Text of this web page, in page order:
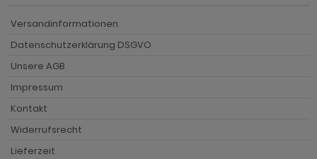
Versandinformationen
Datenschutzerklärung DSGVO
Unsere AGB
Impressum
Kontakt
Widerrufsrecht
Lieferzeit